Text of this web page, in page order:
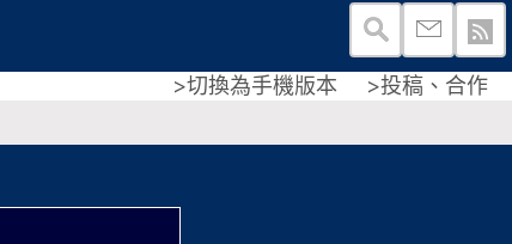
>切換為手機版本 >投稿、合作